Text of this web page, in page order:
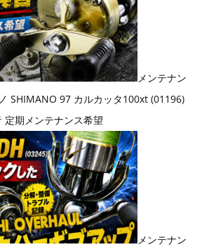
メンテナン
SHIMANO 97 カルカッタ100xt (01196)
定期メンテナンス希望
メンテナン